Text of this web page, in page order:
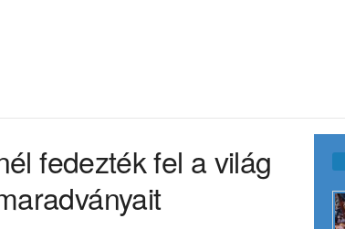
fedezték fel a világ